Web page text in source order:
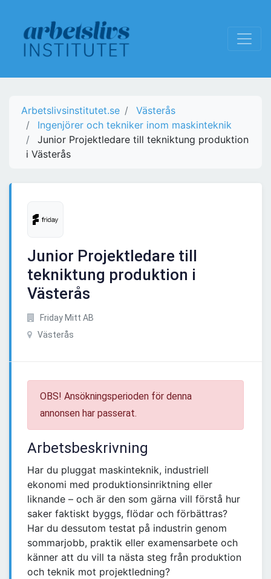
Arbetslivsinstitutet.se
Västerås
Ingenjörer och tekniker inom maskinteknik
Junior Projektledare till tekniktung produktion
i Västerås
Junior Projektledare till
tekniktung produktion i
Västerås
Friday Mitt AB
Västerås
OBS! Ansökningsperioden för denna
annonsen har passerat.
Arbetsbeskrivning
Har du pluggat maskinteknik, industriell
ekonomi med produktionsinriktning eller
liknande – och är den som gärna vill förstå hur
saker faktiskt byggs, flödar och förbättras?
Har du dessutom testat på industrin genom
sommarjobb, praktik eller examensarbete och
känner att du vill ta nästa steg från produktion
och teknik mot projektledning?